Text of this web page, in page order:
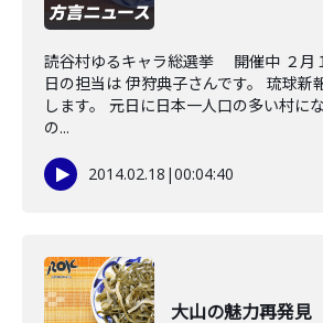
読谷村ゆるキャラ総選挙 開催中 ２
日の担当は 伊狩典子さんです。 琉球新
します。 元日に日本一人口の多い村に
の...
2014.02.18 |00:04:40
大山の魅力再発見